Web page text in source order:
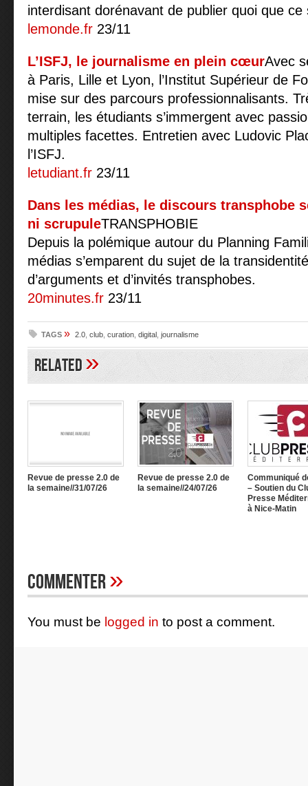
interdisant dorénavant de publier quoi que ce
lemonde.fr 23/11
L’ISFJ, le journalisme en plein cœurAvec
à Paris, Lille et Lyon, l’Institut Supérieur de
mise sur des parcours professionnalisants.
terrain, les étudiants s’immergent avec
multiples facettes. Entretien avec Ludovic
l’ISFJ.
letudiant.fr 23/11
Dans les médias, le discours transphobe
ni scrupuleTRANSPHOBIE
Depuis la polémique autour du Planning
médias s’emparent du sujet de la
d’arguments et d’invités transphobes.
20minutes.fr 23/11
TAGS » 2.0 club curation digital journalisme
Related»
Revue de presse 2.0 de
la semaine//31/07/26
Revue de presse 2.0 de
la semaine//24/07/26
Communiqué
– Soutien du
Presse
à Nice-Matin
Commenter»
You must be logged in to post a comment.